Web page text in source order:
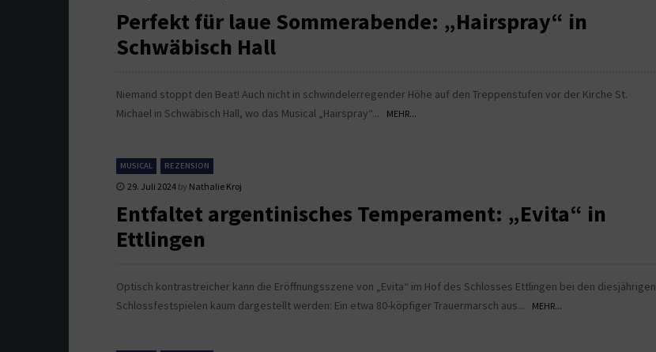
Perfekt für laue Sommerabende: „Hairspray“ in
Schwäbisch Hall
Niemand stoppt den Beat! Auch nicht in schwindelerregender Höhe auf den Treppenstufen vor der Kirche St.
Michael in Schwäbisch Hall, wo das Musical „Hairspray“...
MEHR...
MUSICAL REZENSION
29. Juli 2024 by Nathalie Kroj
Entfaltet argentinisches Temperament: „Evita“ in
Ettlingen
Optisch kontrastreicher kann die Eröffnungsszene von „Evita“ im Hof des Schlosses Ettlingen bei den diesjährigen
Schlossfestspielen kaum dargestellt werden: Ein etwa 80-köpfiger Trauermarsch aus...
MEHR...